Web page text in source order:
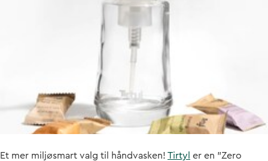
Et mer miljøsmart valg til håndvasken! Tirtyl er en "Zero